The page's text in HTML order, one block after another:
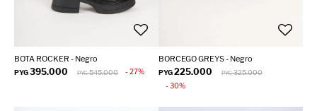
BOTA ROCKER - Negro
PYG395.000 PYG 545.000 27
BORCEGO GREYS - Negro
PYG225.000 PYG 325.000
30